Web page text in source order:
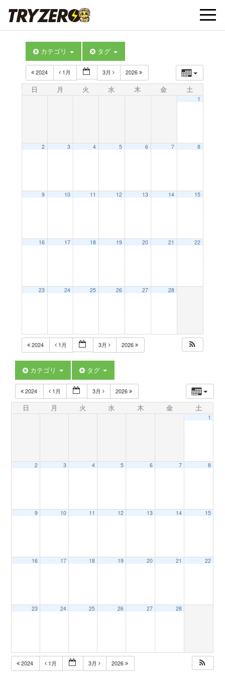
t
t
i
カテゴリ タグ
2024 1月 3月 2026
日 月 火 水 木 金 土
1
2 3 4 5 6 7 8
9 10 11 12 13 14 15
16 17 18 19 20 21 22
23 24 25 26 27 28
2024 1月 3月 2026
カテゴリ タグ
2024 1月 3月 2026
日 月 火 水 木 金 土
1
2 3 4 5 6 7 8
9 10 11 12 13 14 15
16 17 18 19 20 21 22
23 24 25 26 27 28
2024 1月 3月 2026